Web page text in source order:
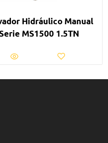
Hidráulico Manual
MS1500 1.5TN